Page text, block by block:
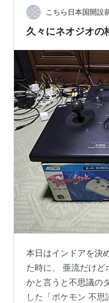
を引き出して対戦中
また、前作のプレイ
ャラクター4人に加
ード、タン・フー・
15人を最初から選べ
アップ。ゲーメスト
ラか？」の議論も白
は様々な議論が展開
その他にも、ライン
見直しなどが行われ
ゲームが完成された
的に対戦を行う集団
りも息の長い作品と
家庭用では、当時餓
の拳』の主人公の一
することが可能だ。
こちら日本国開設
久々にネオジオの
本日はインドアを決
た時に、 亜流だけど
かと言うと不思議の
した「ポケモン 不